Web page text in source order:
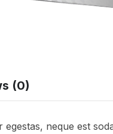
(0)
neque est